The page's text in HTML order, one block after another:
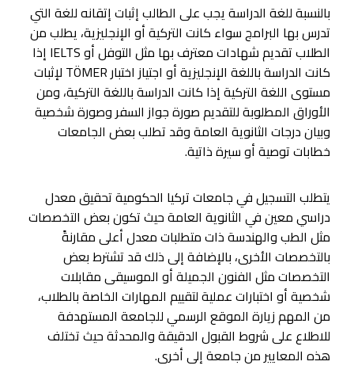
بالنسبة للغة الدراسة يجب على الطالب إثبات إتقانه للغة التي
تدرس بها البرامج سواء كانت التركية أو الإنجليزية، يطلب من
الطلاب تقديم شهادات معترف بها مثل التوفل أو IELTS إذا
كانت الدراسة باللغة الإنجليزية أو اجتياز اختبار TÖMER لإثبات
مستوى اللغة التركية إذا كانت الدراسة باللغة التركية، ومن
الأوراق المطلوبة للتقديم صورة جواز السفر وصورة شخصية
وبيان درجات الثانوية العامة وقد تطلب بعض الجامعات
خطابات توصية أو سيرة ذاتية.
يتطلب التسجيل في جامعات تركيا الحكومية تحقيق معدل
دراسي معين في الثانوية العامة حيث تكون بعض التخصصات
مثل الطب والهندسة ذات متطلبات معدل أعلى مقارنةً
بالتخصصات الأخرى، بالإضافة إلى ذلك قد تشترط بعض
التخصصات مثل الفنون الجميلة أو الموسيقى مقابلات
شخصية أو اختبارات عملية لتقييم المهارات الخاصة بالطلاب،
من المهم زيارة الموقع الرسمي للجامعة المستهدفة
للاطلاع على شروط القبول الدقيقة والمحدثة حيث تختلف
هذه المعايير من جامعة إلى أخرى.